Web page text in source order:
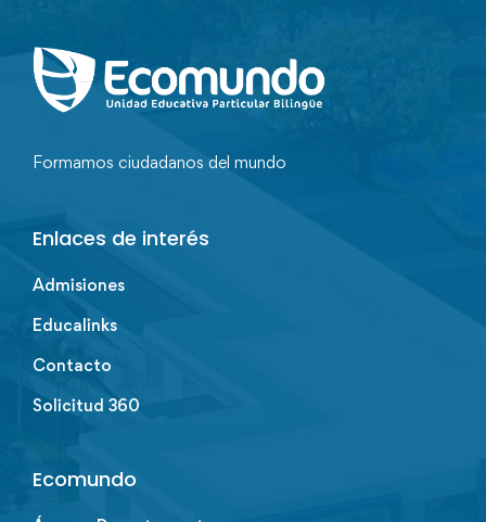
Formamos ciudadanos del mundo
Enlaces de interés
Admisiones
Educalinks
Contacto
Solicitud 360
Ecomundo